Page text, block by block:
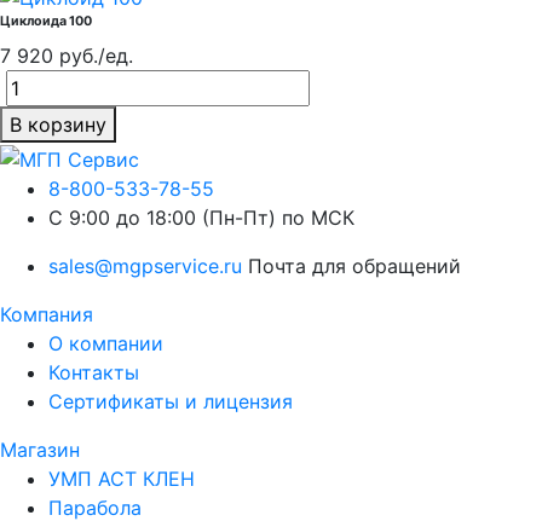
Циклоида 100
7 920 руб./ед.
В корзину
8-800-533-78-55
C 9:00 до 18:00 (Пн-Пт) по МСК
sales@mgpservice.ru Почта для обращений
Компания
О компании
Контакты
Сертификаты и лицензия
Магазин
УМП АСТ КЛЕН
Парабола